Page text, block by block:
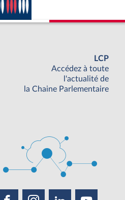
LCP
Accédez à toute
l'actualité de
la Chaine Parlementaire